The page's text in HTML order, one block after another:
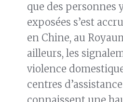
que des personnes
exposées s’est
en Chine, au
ailleurs, les
violence
centres